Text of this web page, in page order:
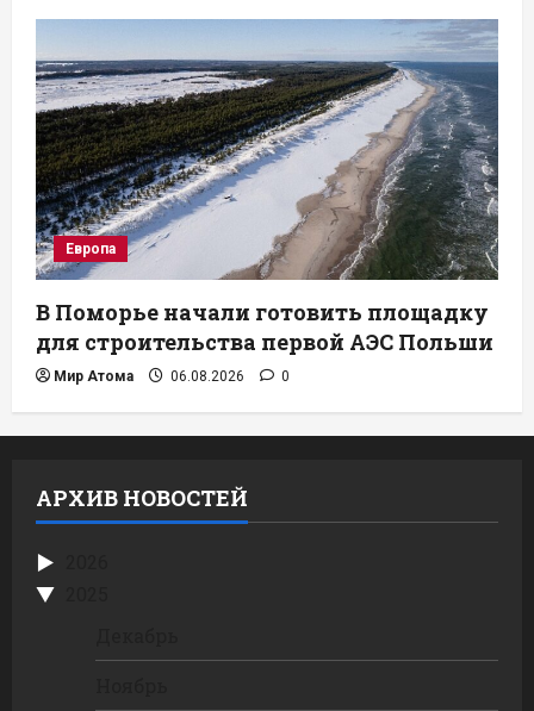
Европа
В Поморье начали готовить площадку
для строительства первой АЭС Польши
Мир Атома 06.08.2026 0
АРХИВ НОВОСТЕЙ